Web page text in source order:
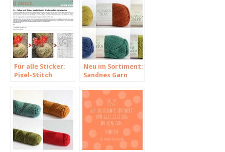
Für alle Sticker:
Pixel-Stitch
Neu im Sortiment:
Sandnes Garn